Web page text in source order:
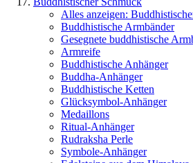
Alles anzeigen:
Buddhistische Armbänder
Gesegnete buddhistische
Armreife
Buddhistische Anhänger
Buddha-Anhänger
Buddhistische Ketten
Glücksymbol-Anhänger
Medaillons
Ritual-Anhänger
Rudraksha Perle
Symbole-Anhänger